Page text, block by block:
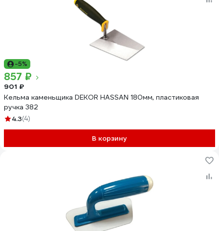
-5%
857 ₽
901 ₽
Кельма каменьщика DEKOR HASSAN 180мм, пластиковая
ручка 382
4.3(4)
В корзину